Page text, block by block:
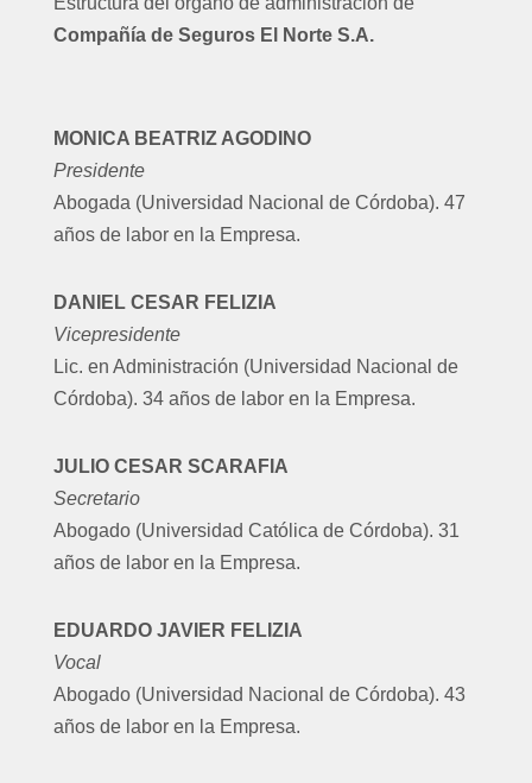
Compañía de Seguros El Norte S.A.
MONICA BEATRIZ AGODINO
Presidente
Abogada (Universidad Nacional de Córdoba). 47
años de labor en la Empresa.
DANIEL CESAR FELIZIA
Vicepresidente
Lic. en Administración (Universidad Nacional de
Córdoba). 34 años de labor en la Empresa.
JULIO CESAR SCARAFIA
Secretario
Abogado (Universidad Católica de Córdoba). 31
años de labor en la Empresa.
EDUARDO JAVIER FELIZIA
Vocal
Abogado (Universidad Nacional de Córdoba). 43
años de labor en la Empresa.